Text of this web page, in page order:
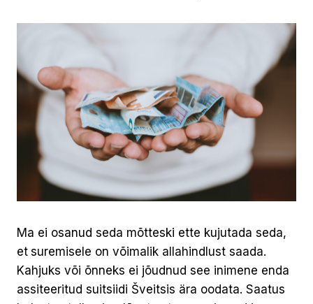
Ma ei osanud seda mõtteski ette kujutada seda,
et suremisele on võimalik allahindlust saada.
Kahjuks või õnneks ei jõudnud see inimene enda
assiteeritud suitsiidi Šveitsis ära oodata. Saatus